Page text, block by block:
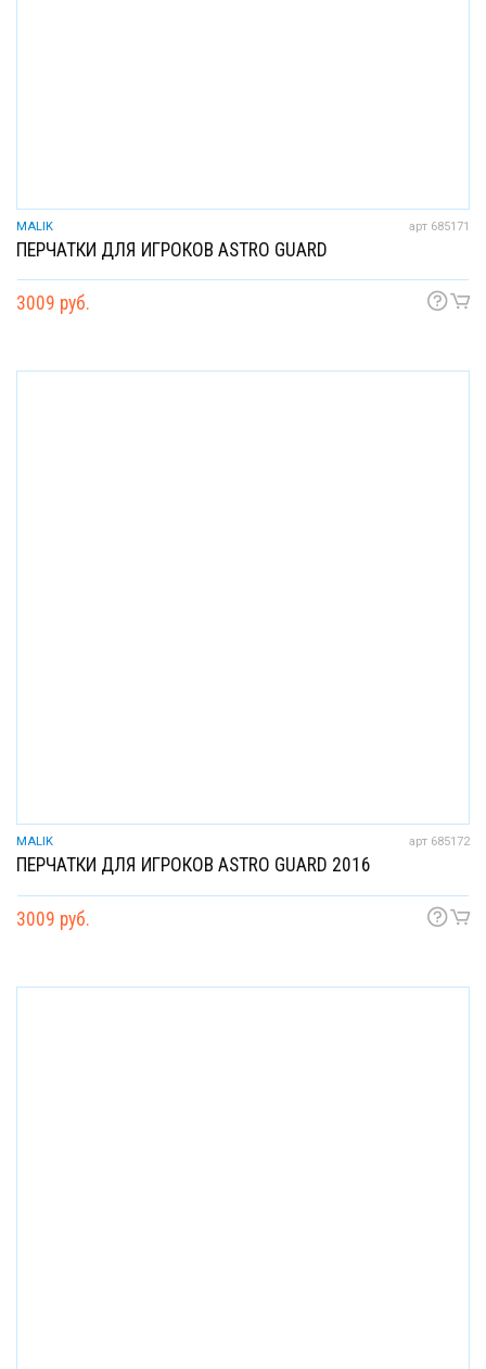
MALIK арт 685171
ПЕРЧАТКИ ДЛЯ ИГРОКОВ ASTRO GUARD
3009 руб.
MALIK арт 685172
ПЕРЧАТКИ ДЛЯ ИГРОКОВ ASTRO GUARD 2016
3009 руб.